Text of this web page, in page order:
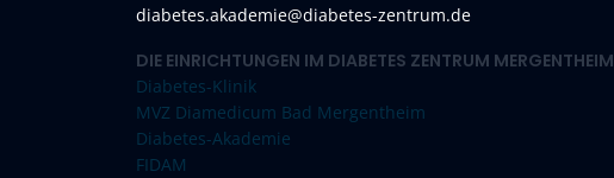
diabetes.akademie@diabetes-zentrum.de
DIE EINRICHTUNGEN IM DIABETES ZENTRUM MERGENTHEIM
Diabetes-Klinik
MVZ Diamedicum Bad Mergentheim
Diabetes-Akademie
FIDAM